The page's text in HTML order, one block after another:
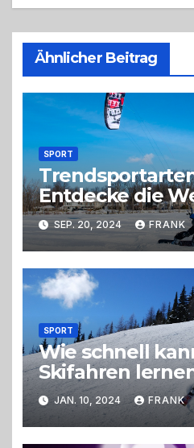
Ähnlicher Beitrag
SPORT
Entdecke die
Funsport-
SEP. 20, 2024 FRANK
SPORT
Wie schnell
Skifahren
JAN. 10, 2024 FRANK